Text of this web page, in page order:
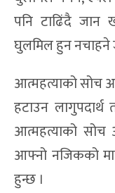
पनि टाढिंदै जान
घुलमिल हुन नचाहने
आत्महत्याको सोच
हटाउन
आत्महत्याको
आफ्नो नजिकको
हुन्छ ।